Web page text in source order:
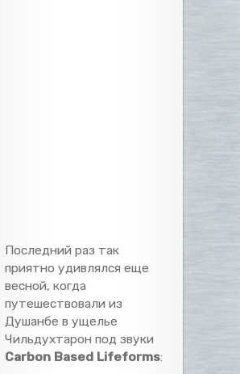
Последний раз так
приятно удивлялся еще
весной, когда
путешествовали из
Душанбе в ущелье
Чильдухтарон под звуки
Carbon Based Lifeforms: